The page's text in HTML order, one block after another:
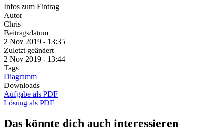
Infos zum Eintrag
Autor
Chris
Beitragsdatum
2 Nov 2019 - 13:35
Zuletzt geändert
2 Nov 2019 - 13:44
Tags
Diagramm
Downloads
Aufgabe als PDF
Lösung als PDF
Das könnte dich auch interessieren